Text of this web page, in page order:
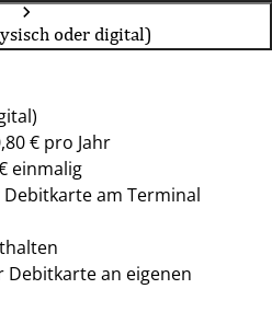
oder digital)
€ pro Jahr
einmalig
am Terminal
Debitkarte an eigenen